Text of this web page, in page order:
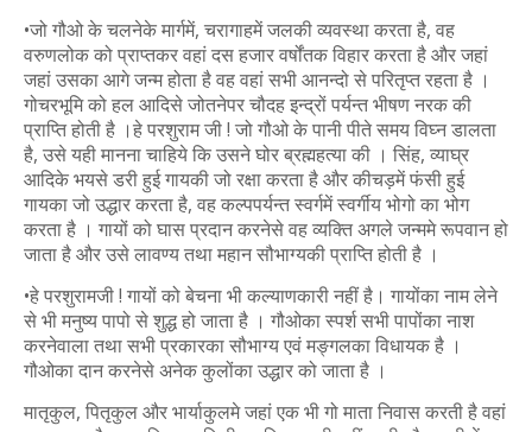
•जो गौओ के चलनेके मार्गमें, चरागाहमें जलकी व्यवस्था करता है, वह
वरुणलोक को प्राप्तकर वहां दस हजार वर्षोंतक विहार करता है और जहां
जहां उसका आगे जन्म होता है वह वहां सभी आनन्दो से परितृप्त रहता है ।
गोचरभूमि को हल आदिसे जोतनेपर चौदह इन्द्रों पर्यन्त भीषण नरक की
प्राप्ति होती है ।हे परशुराम जी ! जो गौओ के पानी पीते समय विघ्न डालता
है, उसे यही मानना चाहिये कि उसने घोर ब्रह्महत्या की । सिंह, व्याघ्र
आदिके भयसे डरी हुई गायकी जो रक्षा करता है और कीचड़में फंसी हुई
गायका जो उद्धार करता है, वह कल्पपर्यन्त स्वर्गमें स्वर्गीय भोगो का भोग
करता है । गायों को घास प्रदान करनेसे वह व्यक्ति अगले जन्ममे रूपवान हो
जाता है और उसे लावण्य तथा महान सौभाग्यकी प्राप्ति होती है ।
•हे परशुरामजी ! गायों को बेचना भी कल्याणकारी नहीं है। गायोंका नाम लेने
से भी मनुष्य पापो से शुद्ध हो जाता है । गौओका स्पर्श सभी पापोंका नाश
करनेवाला तथा सभी प्रकारका सौभाग्य एवं मङ्गलका विधायक है ।
गौओका दान करनेसे अनेक कुलोंका उद्धार को जाता है ।
मातृकुल, पितृकुल और भार्याकुलमे जहां एक भी गो माता निवास करती है वहां